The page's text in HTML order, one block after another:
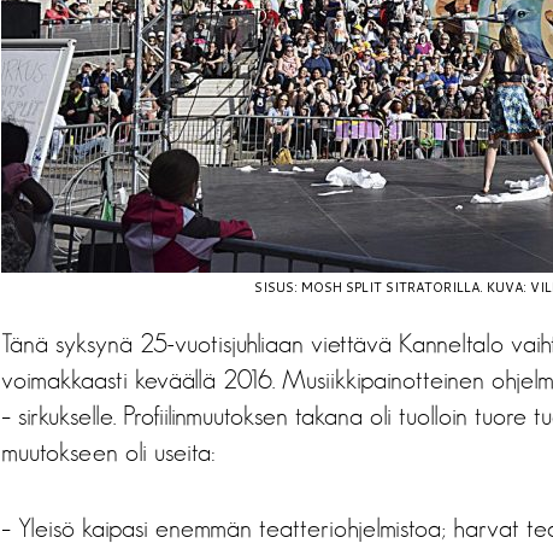
SISUS: MOSH SPLIT SITRATORILLA. KUVA:
Tänä syksynä 25-vuotisjuhliaan viettävä Kanneltalo
voimakkaasti keväällä 2016. Musiikkipainotteinen
– sirkukselle. Profiilinmuutoksen takana oli tuolloin tuore
muutokseen oli useita:
– Yleisö kaipasi enemmän teatteriohjelmistoa; harvat